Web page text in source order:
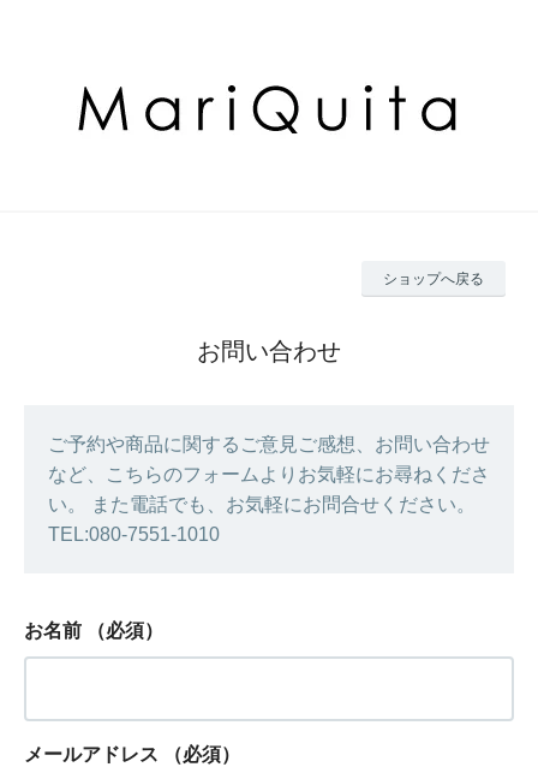
ショップへ戻る
お問い合わせ
ご予約や商品に関するご意見ご感想、お問い合わせ
など、こちらのフォームよりお気軽にお尋ねくださ
い。 また電話でも、お気軽にお問合せください。
TEL:080-7551-1010
お名前 （必須）
メールアドレス （必須）